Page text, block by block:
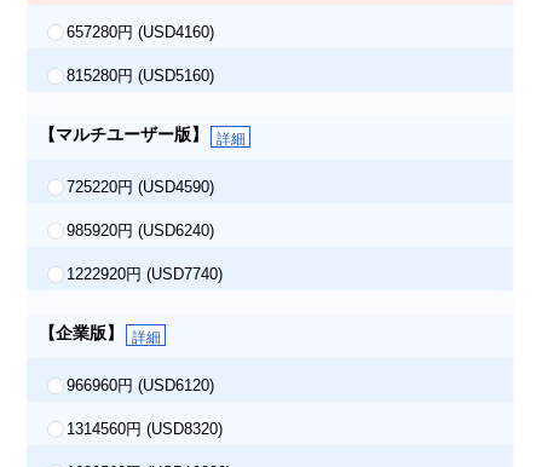
657280円(USD4160)
815280円(USD5160)
【マルチユーザー版】 詳細
725220円(USD4590)
985920円(USD6240)
1222920円(USD7740)
【企業版】 詳細
966960円(USD6120)
1314560円(USD8320)